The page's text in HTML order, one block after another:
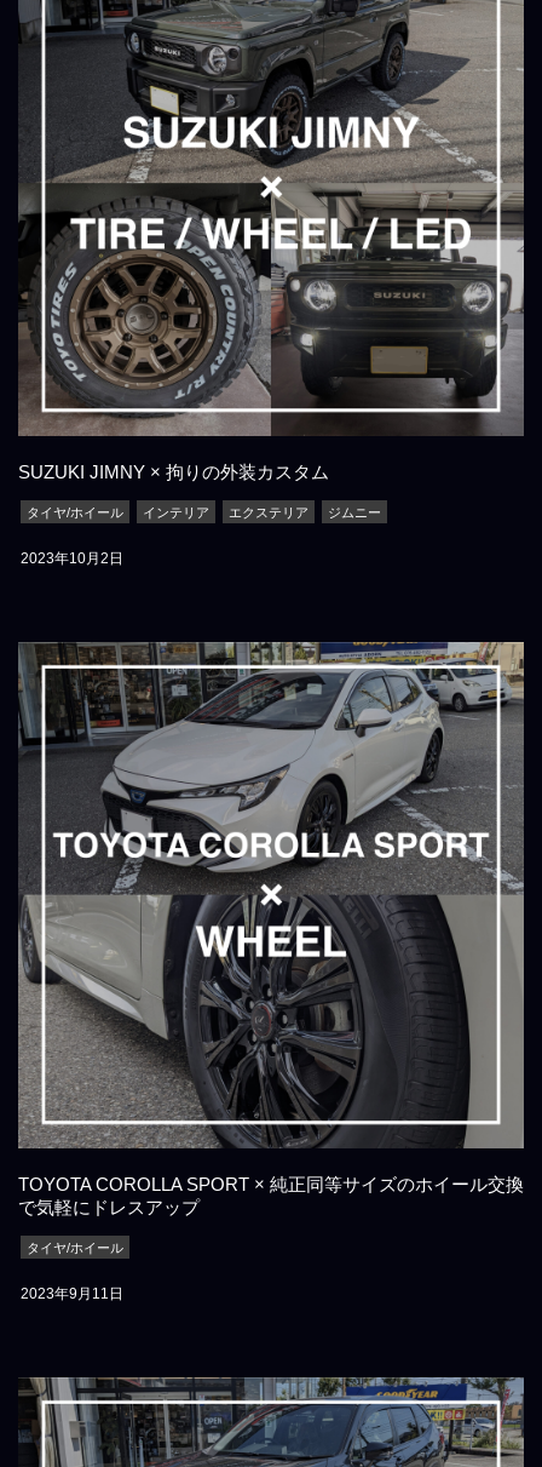
SUZUKI JIMNY × 拘りの外装カスタム
タイヤ/ホイール インテリア エクステリア ジムニー
2023年10月2日
TOYOTA COROLLA SPORT × 純正同等サイズのホイール交換
で気軽にドレスアップ
タイヤ/ホイール
2023年9月11日